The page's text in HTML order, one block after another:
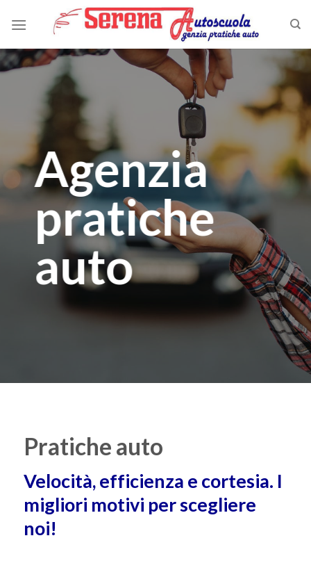
Agenzia
pratiche
auto
Pratiche auto
Velocità, efficienza e cortesia. I
migliori motivi per scegliere
noi!